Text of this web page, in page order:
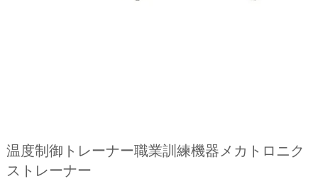
温度制御トレーナー職業訓練機器メカトロニク
ストレーナー